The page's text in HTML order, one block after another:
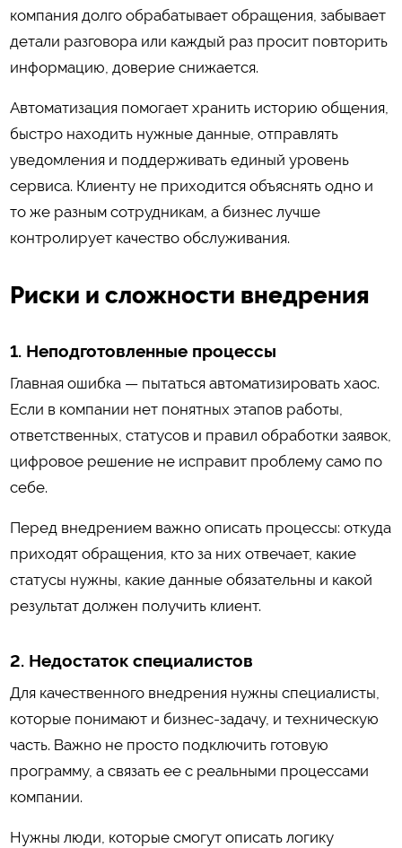
компания долго обрабатывает обращения, забывает
детали разговора или каждый раз просит повторить
информацию, доверие снижается.
Автоматизация помогает хранить историю общения,
быстро находить нужные данные, отправлять
уведомления и поддерживать единый уровень
сервиса. Клиенту не приходится объяснять одно и
то же разным сотрудникам, а бизнес лучше
контролирует качество обслуживания.
Риски и сложности внедрения
1. Неподготовленные процессы
Главная ошибка — пытаться автоматизировать хаос.
Если в компании нет понятных этапов работы,
ответственных, статусов и правил обработки заявок,
цифровое решение не исправит проблему само по
себе.
Перед внедрением важно описать процессы: откуда
приходят обращения, кто за них отвечает, какие
статусы нужны, какие данные обязательны и какой
результат должен получить клиент.
2. Недостаток специалистов
Для качественного внедрения нужны специалисты,
которые понимают и бизнес-задачу, и техническую
часть. Важно не просто подключить готовую
программу, а связать ее с реальными процессами
компании.
Нужны люди, которые смогут описать логику